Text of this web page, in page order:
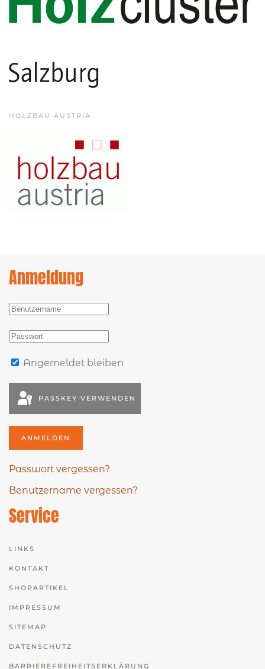
HOLZBAU AUSTRIA
Anmeldung
Angemeldet bleiben
PASSKEY VERWENDEN
ANMELDEN
Passwort vergessen?
Benutzername vergessen?
Service
LINKS
KONTAKT
SHOPARTIKEL
IMPRESSUM
SITEMAP
DATENSCHUTZ
BARRIEREFREIHEITSERKLÄRUNG